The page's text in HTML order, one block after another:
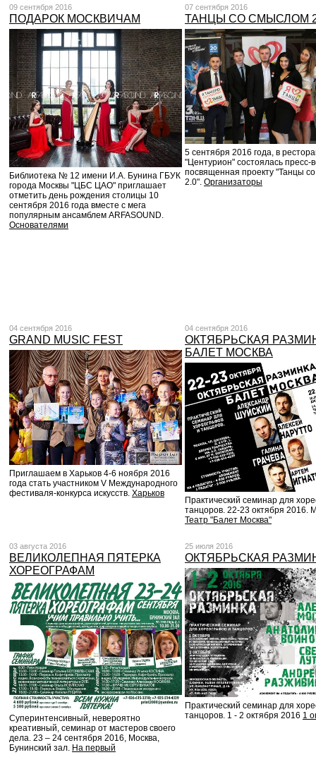
09 сентября 2016
ПОДАРОК МОСКВИЧАМ
Библиотека № 12 имени И.А. Бунина ГБУК
города Москвы "ЦБС ЦАО" приглашает
отметить день рождения столицы 10
сентября 2016 года вместе с мега
популярным ансамблем ARFASOUND.
Основателями
07 сентября 2016
ТАНЦЫ СО СМЫСЛОМ
5 сентября 2016 года, в
"Центурион" состоялась пресс-
посвященная проекту "Танцы
2.0". Организаторы
04 сентября 2016
GRAND MUSIC FEST
Приглашаем в Харьков 4-6 ноября 2016
года стать участником V Международного
фестиваля-конкурса искусств. Харьков
04 сентября 2016
ОКТЯБРЬСКАЯ
БАЛЕТ МОСКВА
Практический семинар для
танцоров. 22-23 октября 2016.
Театр "Балет Москва"
03 августа 2016
ВЕЛИКОЛЕПНАЯ ПЯТЕРКА
ХОРЕОГРАФАМ
Суперинтенсивный, невероятно
креативный, семинар от мастеров своего
дела. 23 – 24 сентября 2016, Москва,
Бунинский зал. На первый
25 июля 2016
ОКТЯБРЬСКАЯ
Практический семинар для
танцоров. 1 - 2 октября 2016 1